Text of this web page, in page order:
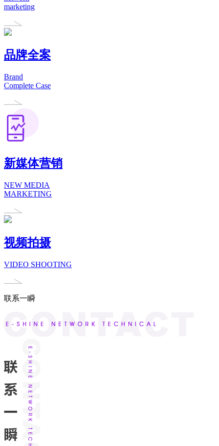
marketing
品牌全案
Brand
Complete Case
新媒体营销
NEW MEDIA
MARKETING
视频拍摄
VIDEO SHOOTING
联系一瞬